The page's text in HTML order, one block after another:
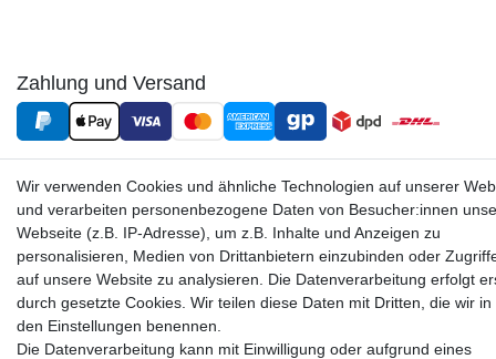
Zahlung und Versand
Sport-Versand24 Community
Sport-Versand24 Team Fan-Shop´s & Partner
Wir verwenden Cookies und ähnliche Technologien auf unserer
und verarbeiten personenbezogene Daten von Besucher:innen
Webseite (z.B. IP-Adresse), um z.B. Inhalte und Anzeigen zu
personalisieren, Medien von Drittanbietern einzubinden oder
auf unsere Website zu analysieren. Die Datenverarbeitung erfolgt
durch gesetzte Cookies. Wir teilen diese Daten mit Dritten, die wir in
den Einstellungen benennen.
Die Datenverarbeitung kann mit Einwilligung oder aufgrund eines